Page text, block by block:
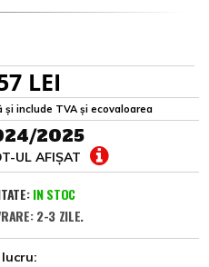
LEI
include TVA și ecovaloarea
2025
UL AFIȘAT
IN STOC
2-3 ZILE.